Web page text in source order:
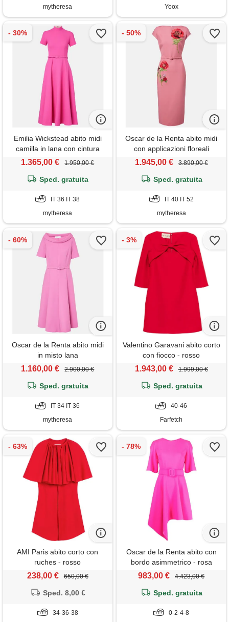
mytheresa Yoox
Emilia Wickstead abito midi
camilla in lana con cintura
1.365,00 € 1.950,00 €
Sped. gratuita
IT 36 IT 38
mytheresa
Oscar de la Renta abito midi
con applicazioni floreali
1.945,00 € 3.890,00 €
Sped. gratuita
IT 40 IT 52
mytheresa
Oscar de la Renta abito midi
in misto lana
1.160,00 € 2.900,00 €
Sped. gratuita
IT 34 IT 36
mytheresa
Valentino Garavani abito corto
con fiocco - rosso
1.943,00 € 1.999,00 €
Sped. gratuita
40-46
Farfetch
AMI Paris abito corto con
ruches - rosso
238,00 € 650,00 €
Sped. 8,00 €
34-36-38
Oscar de la Renta abito con
bordo asimmetrico - rosa
983,00 € 4.423,00 €
Sped. gratuita
0-2-4-8